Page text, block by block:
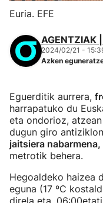
Euria. EFE
AGENTZIAK
2024/02/21 -
Azken
Eguerditik aurrera,
harrapatuko du
eta ondorioz,
dugun giro
jaitsiera
metrotik behera.
Hegoaldeko haizea
eguna (17 ºC
direla eta,